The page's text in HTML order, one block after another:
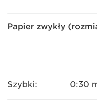
Papier zwykły
Szybki: 0:30